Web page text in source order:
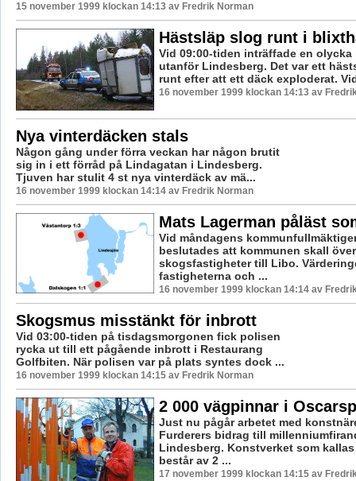
15 november 1999 klockan 14:13 av Fredrik Norman
Hästsläp slog runt i
Vid 09:00-tiden inträffade en olycka
utanför Lindesberg. Det var ett
runt efter att ett däck exploderat.
16 november 1999 klockan 14:13 av
Nya vinterdäcken stals
Någon gång under förra veckan har någon brutit
sig in i ett förråd på Lindagatan i Lindesberg.
Tjuven har stulit 4 st nya vinterdäck av mä...
16 november 1999 klockan 14:14 av Fredrik Norman
Mats Lagerman påläst
Vid måndagens
beslutades att kommunen skall
skogsfastigheter till Libo.
fastigheterna och ...
16 november 1999 klockan 14:14 av
Skogsmus misstänkt för inbrott
Vid 03:00-tiden på tisdagsmorgonen fick polisen
rycka ut till ett pågående inbrott i Restaurang
Golfbiten. När polisen var på plats syntes dock ...
16 november 1999 klockan 14:15 av Fredrik Norman
2 000 vägpinnar i
Just nu pågår arbetet med
Furderers bidrag till
Lindesberg. Konstverket som
består av 2 ...
17 november 1999 klockan 14:15 av